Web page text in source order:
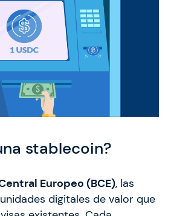
stablecoin?
Europeo (BCE), las
digitales de valor que